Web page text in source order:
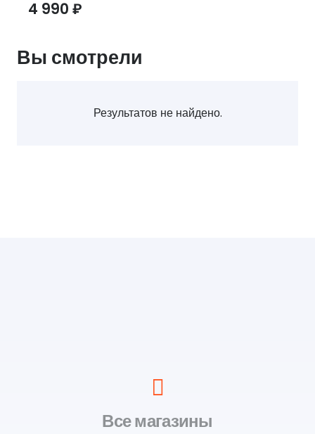
4 990 ₽
Вы смотрели
Результатов не найдено.
Все магазины